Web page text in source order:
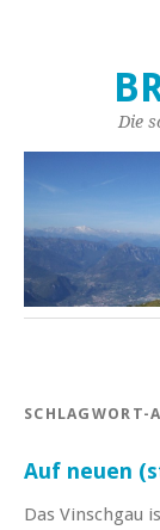
Die
SCHLAGWORT-
Auf neuen
Das Vinschgau